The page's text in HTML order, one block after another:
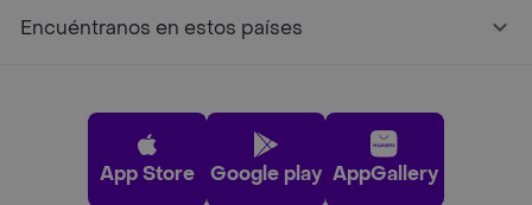
Encuéntranos en estos países
App Store Google play AppGallery